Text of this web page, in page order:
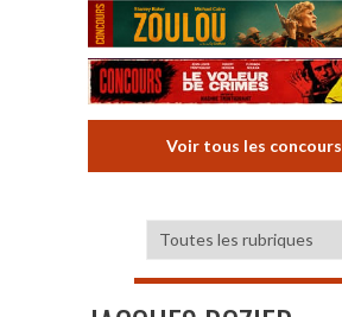
Voir tous les concours